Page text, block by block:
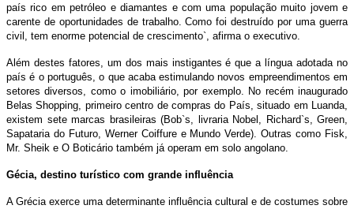
país rico em petróleo e diamantes e com uma população muito jovem e
carente de oportunidades de trabalho. Como foi destruído por uma guerra
civil, tem enorme potencial de crescimento`, afirma o executivo.
Além destes fatores, um dos mais instigantes é que a língua adotada no
país é o português, o que acaba estimulando novos empreendimentos em
setores diversos, como o imobiliário, por exemplo. No recém inaugurado
Belas Shopping, primeiro centro de compras do País, situado em Luanda,
existem sete marcas brasileiras (Bob`s, livraria Nobel, Richard`s, Green,
Sapataria do Futuro, Werner Coiffure e Mundo Verde). Outras como Fisk,
Mr. Sheik e O Boticário também já operam em solo angolano.
Gécia, destino turístico com grande influência
A Grécia exerce uma determinante influência cultural e de costumes sobre